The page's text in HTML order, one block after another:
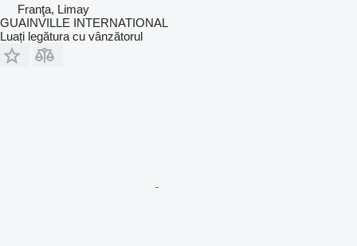
Franţa, Limay
GUAINVILLE INTERNATIONAL
Luați legătura cu vânzătorul